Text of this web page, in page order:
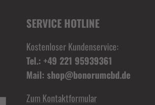
SERVICE HOTLINE
Kostenloser Kundenservice:
Tel.: +49 221 95939361
Mail: shop@bonorumcbd.de
Zum Kontaktformular